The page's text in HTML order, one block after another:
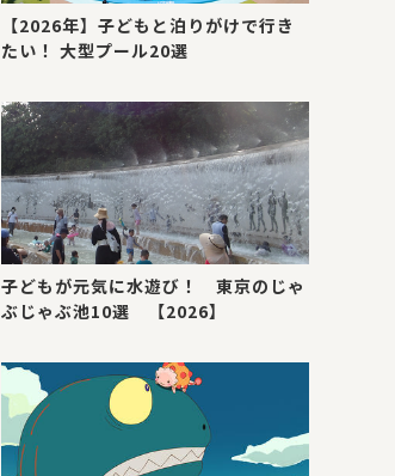
【2026年】子どもと泊りがけで行き
たい！ 大型プール20選
子どもが元気に水遊び！ 東京のじゃ
ぶじゃぶ池10選 【2026】